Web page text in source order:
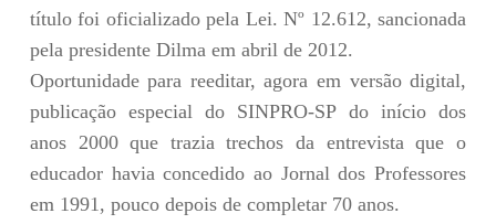
título foi oficializado pela Lei. Nº 12.612, sancionada
pela presidente Dilma em abril de 2012.
Oportunidade para reeditar, agora em versão digital,
publicação especial do SINPRO-SP do início dos
anos 2000 que trazia trechos da entrevista que o
educador havia concedido ao Jornal dos Professores
em 1991, pouco depois de completar 70 anos.